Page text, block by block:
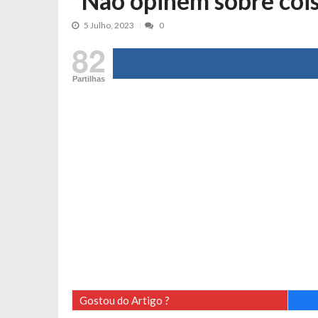
Cristina Ferreira faz aviso sério
Grávida? Noélia Pereira faz
Catarina Miranda critica trabalho
Nem vai acreditar na atual
Francisco Monteiro GASTAVA
5 Julho, 2023 0
82
Partilhas
Gostou do Artigo ?